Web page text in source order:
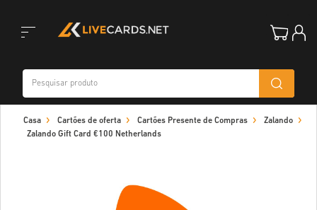
navigation
Casa Cartões de oferta Cartões Presente de Compras
Zalando
Zalando Gift Card €100 Netherlands